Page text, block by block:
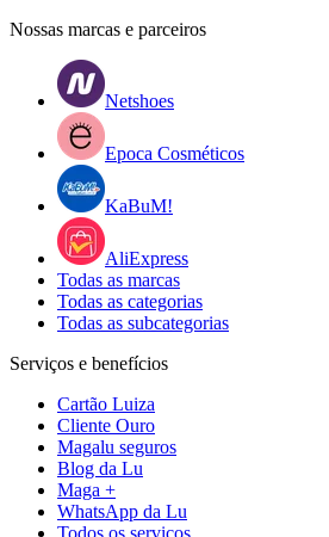
Nossas marcas e parceiros
Netshoes
Epoca Cosméticos
KaBuM!
AliExpress
Todas as marcas
Todas as categorias
Todas as subcategorias
Serviços e benefícios
Cartão Luiza
Cliente Ouro
Magalu seguros
Blog da Lu
Maga +
WhatsApp da Lu
Todos os serviços